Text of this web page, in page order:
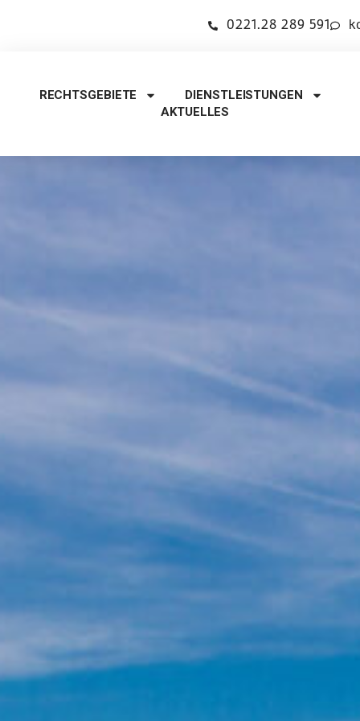
0221.28 289 591
RECHTSGEBIETE
DIENSTLEISTUNGEN
AKTUELLES